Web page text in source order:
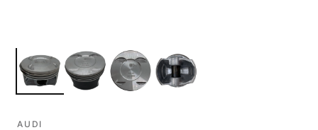
AUDI